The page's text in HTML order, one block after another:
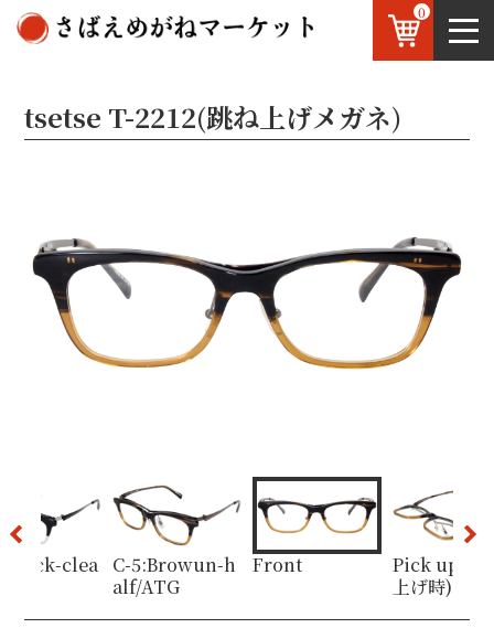
鯖江のめがね
お知らせ
0
tsetse T-2212(跳ね上げメガネ)
clea
C-5:Browun-h
alf/ATG
Front
Pick up (跳
上げ時)